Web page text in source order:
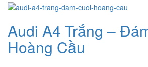
Audi A4 Trắng –
Hoàng Cầu